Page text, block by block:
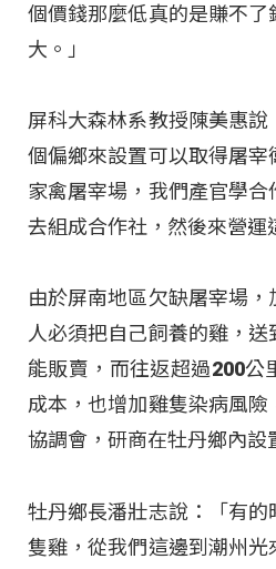
個價錢那麼低真的是賺不
大。」
屏科大森林系教授陳美惠
個偏鄉來設置可以取得屠
家禽屠宰場，我們產官學
去組成合作社，然後來營運
由於屏南地區欠缺屠宰場
人必須把自己飼養的雞，
能販賣，而往返超過200公
成本，也增加雞隻染病風險
協調會，研商在牡丹鄉內設
牡丹鄉長潘壯志說：「有
隻雞，從我們這邊到潮州